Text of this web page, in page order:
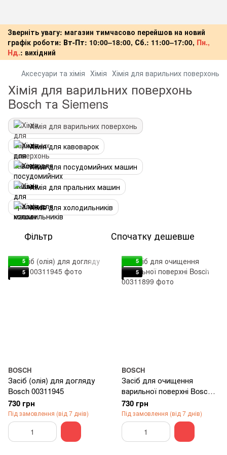
Зверніть увагу: магазин тимчасово перейшов на новий
графік роботи: Вт-Пт: 10:00–18:00, Сб.: 11:00–17:00, Пн.,
Нд.: вихідний
Аксесуари та хімія Хімія Хімія для варильних поверхонь
Хімія для варильних поверхонь
Bosch та Siemens
Хімія для варильних поверхонь
Хімія для кавоварок
Хімія для посудомийних машин
Хімія для пральних машин
Хімія для холодильників
Фільтр Спочатку дешевше
5
5
BOSCH
Засіб (олія) для догляду
Bosch 00311945
730 грн
Під замовлення (від 7 днів)
5
5
BOSCH
Засіб для очищення
варильної поверхні Bosch
00311899
730 грн
Під замовлення (від 7 днів)